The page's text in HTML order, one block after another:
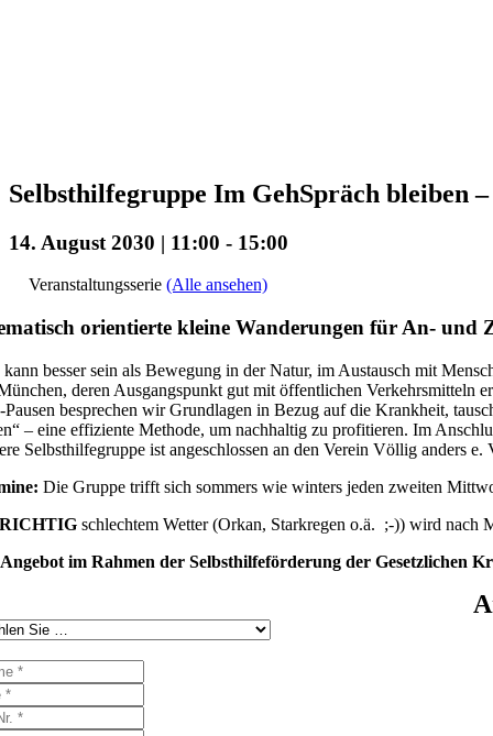
Selbsthilfegruppe Im GehSpräch bleiben
14. August 2030 | 11:00 - 15:00
Veranstaltungsserie (Alle ansehen)
orientierte kleine Wanderungen für An- und
kann besser sein als Bewegung in der Natur, im Austausch mit
deren Ausgangspunkt gut mit öffentlichen Verkehrsmitteln
Pausen besprechen wir Grundlagen in Bezug auf die Krankheit,
– eine effiziente Methode, um nachhaltig zu profitieren. Im
Selbsthilfegruppe ist angeschlossen an den Verein Völlig anders
Die Gruppe trifft sich sommers wie winters jeden zweiten
RICHTIG schlechtem Wetter (Orkan, Starkregen o.ä. ;-)) wird nach
im Rahmen der Selbsthilfeförderung der Gesetzlichen